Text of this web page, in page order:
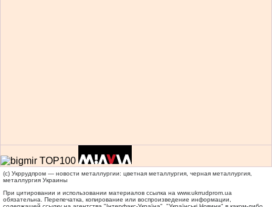
(c) Укррудпром — новости металлургии: цветная металлургия, черная металлургия,
металлургия Украины
При цитировании и использовании материалов ссылка на www.ukrrudprom.ua
обязательна. Перепечатка, копирование или воспроизведение информации,